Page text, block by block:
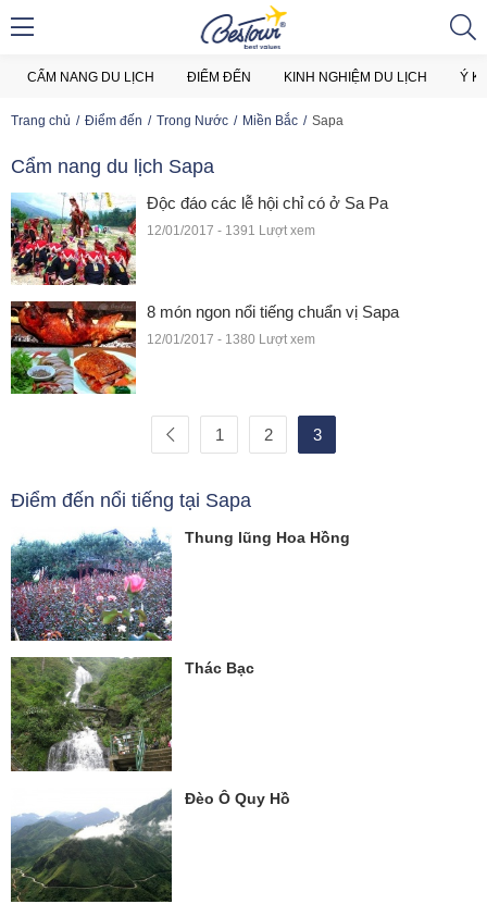
CẨM NANG DU LỊCH ĐIỂM ĐẾN KINH NGHIỆM DU LỊCH Ý
Trang chủ Điểm đến Trong Nước Miền Bắc Sapa
Cẩm nang du lịch Sapa
Độc đáo các lễ hội chỉ có ở Sa Pa
12/01/2017 - 1391 Lượt xem
8 món ngon nổi tiếng chuẩn vị Sapa
12/01/2017 - 1380 Lượt xem
1 2 3
Điểm đến nổi tiếng tại Sapa
Thung lũng Hoa Hồng
Thác Bạc
Đèo Ô Quy Hồ